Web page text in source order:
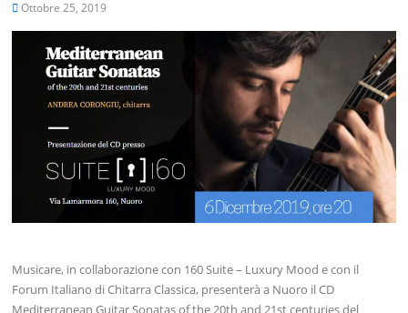
Ottobre 25, 2019
Musicare, in collaborazione con 160 Suite – Luxury Mood e con il
Forum Italiano di Chitarra Classica, presenterà a Nuoro il CD
Mediterranean Guitar Sonatas of the 20th and 21st centuries del